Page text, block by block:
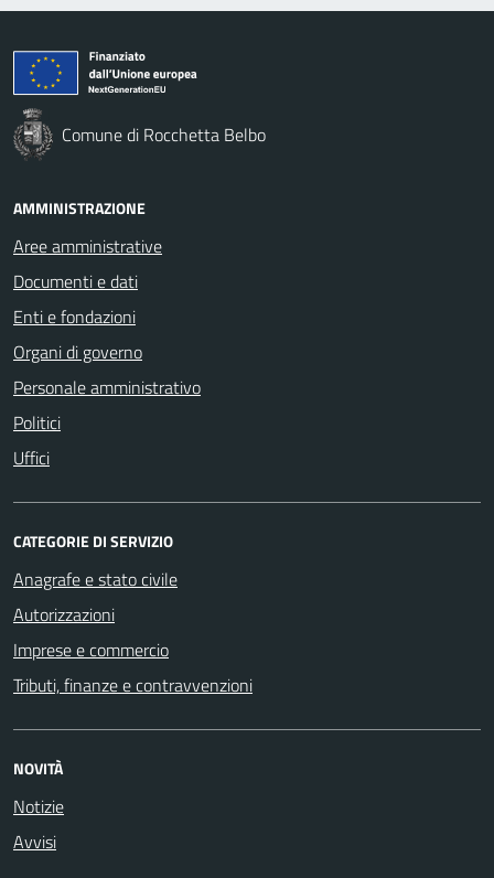
Comune di Rocchetta Belbo
AMMINISTRAZIONE
Aree amministrative
Documenti e dati
Enti e fondazioni
Organi di governo
Personale amministrativo
Politici
Uffici
CATEGORIE DI SERVIZIO
Anagrafe e stato civile
Autorizzazioni
Imprese e commercio
Tributi, finanze e contravvenzioni
NOVITÀ
Notizie
Avvisi